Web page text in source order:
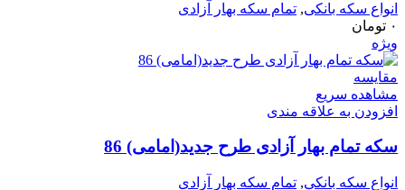
انواع سکه بانکی, تمام سکه بهار آزادی
۰ تومان
ویژه
مقایسه
مشاهده سریع
افزودن به علاقه مندی
سکه تمام بهار آزادی طرح جدید(امامی) 86
انواع سکه بانکی, تمام سکه بهار آزادی